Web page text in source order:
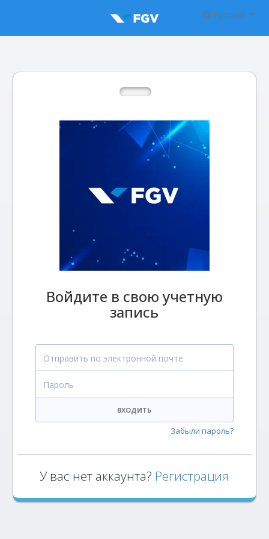
Русский
Войдите в свою учетную
запись
Отправить по электронной почте
ВХОДИТЬ
Забыли пароль?
У вас нет аккаунта? Регистрация